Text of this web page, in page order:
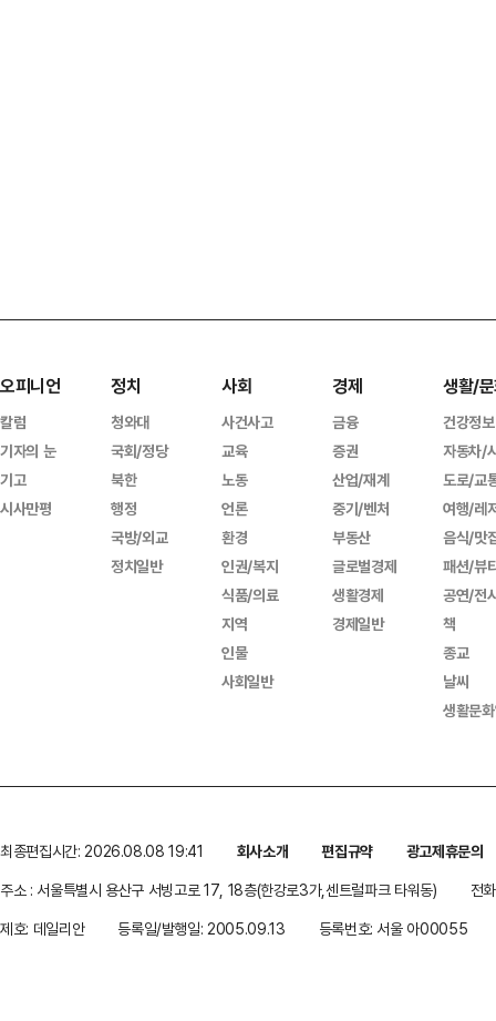
오피니언
칼럼
기자의 눈
기고
시사만평
정치
청와대
국회/정당
북한
행정
국방/외교
정치일반
사회
사건사고
교육
노동
언론
환경
인권/복지
식품/의료
지역
인물
사회일반
경제
금융
증권
산업/재계
중기/벤처
부동산
글로벌경제
생활경제
경제일반
생활/
건강정보
자동차/
도로/교
여행/레
음식/맛
패션/뷰
공연/전
책
종교
날씨
생활문
최종편집시간: 2026.08.08 19:41 회사소개 편집규약
광고제휴문의
주소 : 서울특별시 용산구 서빙고로 17, 18층(한강로3가,센트럴파크 타워동)
전
제호: 데일리안
등록일/발행일: 2005.09.13 등록번호: 서울 아00055